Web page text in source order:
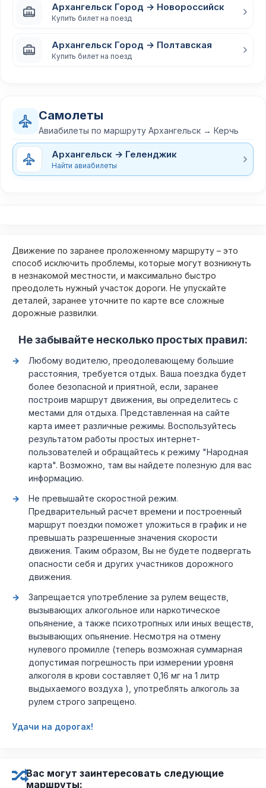
Архангельск Город → Новороссийск
Купить билет на поезд
Архангельск Город → Полтавская
Купить билет на поезд
Самолеты
Авиабилеты по маршруту Архангельск → Керчь
Архангельск → Геленджик
Найти авиабилеты
Движение по заранее проложенному маршруту – это
способ исключить проблемы, которые могут возникнуть
в незнакомой местности, и максимально быстро
преодолеть нужный участок дороги. Не упускайте
деталей, заранее уточните по карте все сложные
дорожные развилки.
Не забывайте несколько простых правил:
Любому водителю, преодолевающему большие
расстояния, требуется отдых. Ваша поездка будет
более безопасной и приятной, если, заранее
построив маршрут движения, вы определитесь с
местами для отдыха. Представленная на сайте
карта имеет различные режимы. Воспользуйтесь
результатом работы простых интернет-
пользователей и обращайтесь к режиму "Народная
карта". Возможно, там вы найдете полезную для вас
информацию.
Не превышайте скоростной режим.
Предварительный расчет времени и построенный
маршрут поездки поможет уложиться в график и не
превышать разрешенные значения скорости
движения. Таким образом, Вы не будете подвергать
опасности себя и других участников дорожного
движения.
Запрещается употребление за рулем веществ,
вызывающих алкогольное или наркотическое
опьянение, а также психотропных или иных веществ,
вызывающих опьянение. Несмотря на отмену
нулевого промилле (теперь возможная суммарная
допустимая погрешность при измерении уровня
алкоголя в крови составляет 0,16 мг на 1 литр
выдыхаемого воздуха ), употреблять алкоголь за
рулем строго запрещено.
Удачи на дорогах!
Вас могут заинтересовать следующие
маршруты: